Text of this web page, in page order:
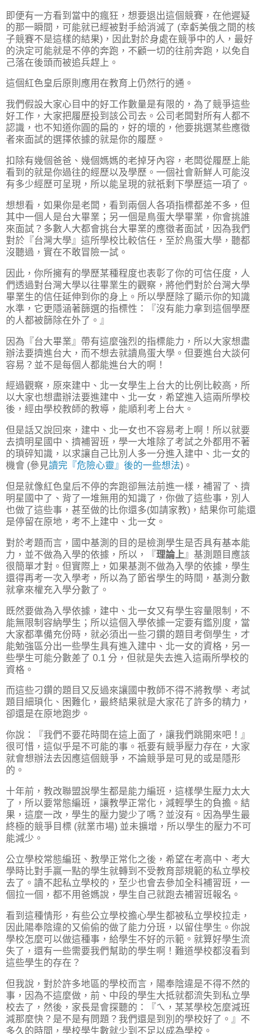
即便有一方看到當中的瘋狂，想要退出這個競賽，在他遲疑
的那一瞬間，可能就已經被對手給消滅了 (幸虧美俄之間的核
子競賽不是這樣的結果)，因此對於身處在競爭中的人，最好
的決定可能就是不停的奔跑，不顧一切的往前奔跑，以免自
己落在後頭而被追兵趕上。
這個紅色皇后原則應用在教育上仍然行的通。
我們假設大家心目中的好工作數量是有限的，為了競爭這些
好工作，大家把履歷投到該公司去。公司老闆對所有人都不
認識，也不知道你圓的扁的，好的壞的，他要挑選某些應徵
者來面試的選擇依據的就是你的履歷。
扣除有幾個爸爸、幾個媽媽的老掉牙內容，老闆從履歷上能
看到的就是你過往的經歷以及學歷。一個社會新鮮人可能沒
有多少經歷可呈現，所以能呈現的就祇剩下學歷這一項了。
想想看，如果你是老闆，看到兩個人各項指標都差不多，但
其中一個人是台大畢業；另一個是鳥蛋大學畢業，你會挑誰
來面試？多數人大都會挑台大畢業的應徵者面試，因為我們
對於『台灣大學』這所學校比較信任，至於鳥蛋大學，聽都
沒聽過，實在不敢冒險一試。
因此，你所擁有的學歷某種程度也表彰了你的可信任度，人
們透過對台灣大學以往畢業生的觀察，將他們對於台灣大學
畢業生的信任延伸到你的身上。所以學歷除了顯示你的知識
水準，它更隱涵著篩選的指標性：『沒有能力拿到這個學歷
的人都被篩除在外了。』
因為『台大畢業』帶有這麼強烈的指標能力，所以大家想盡
辦法要擠進台大，而不想去就讀鳥蛋大學。但要進台大談何
容易？並不是每個人都能進台大的啊！
經過觀察，原來建中、北一女學生上台大的比例比較高，所
以大家也想盡辦法要進建中、北一女，希望進入這兩所學校
後，經由學校教師的教導，能順利考上台大。
但是話又說回來，建中、北一女也不容易考上啊！所以就要
去擠明星國中、擠補習班，學一大堆除了考試之外都用不著
的瑣碎知識，以求讓自己比別人多一分進入建中、北一女的
機會 (參見讀完『危險心靈』後的一些想法)。
但是就像紅色皇后不停的奔跑卻無法前進一樣，補習了、擠
明星國中了、背了一堆無用的知識了，你做了這些事，別人
也做了這些事，甚至做的比你還多(如請家教)，結果你可能還
是停留在原地，考不上建中、北一女。
對於考題而言，國中基測的目的是檢測學生是否具有基本能
力，並不做為入學的依據，所以，『理論上 』基測題目應該
很簡單才對。但實際上，如果基測不做為入學的依據，學生
還得再考一次入學考，所以為了節省學生的時間，基測分數
就拿來權充入學分數了。
既然要做為入學依據，建中、北一女又有學生容量限制，不
能無限制容納學生；所以這個入學依據一定要有鑑別度，當
大家都準備充份時，就必須出一些刁鑽的題目考倒學生，才
能勉強區分出一些學生具有進入建中、北一女的資格，另一
些學生可能分數差了 0.1 分，但就是失去進入這兩所學校的
資格。
而這些刁鑽的題目又反過來讓國中教師不得不將教學、考試
題目細瑣化、困難化，最終結果就是大家花了許多的精力，
卻還是在原地跑步。
你說：『我們不要花時間在這上面了，讓我們跳開來吧！』
很可惜，這似乎是不可能的事。祇要有競爭壓力存在，大家
就會想辦法去因應這個競爭，不論競爭是可見的或是隱形
的。
十年前，教改聯盟說學生都是能力編班，這樣學生壓力太大
了，所以要常態編班，讓教學正常化，減輕學生的負擔。結
果，這麼一改，學生的壓力變少了嗎？並沒有。因為學生最
終極的競爭目標 (就業市場) 並未擴增，所以學生的壓力不可
能減少。
公立學校常態編班、教學正常化之後，希望在考高中、考大
學時比對手贏一點的學生就轉到不受教育部規範的私立學校
去了。讀不起私立學校的，至少也會去參加全科補習班，一
個拉一個，都不用爸媽說，學生自己就跑去補習班報名。
看到這種情形，有些公立學校擔心學生都被私立學校拉走，
因此陽奉陰違的又偷偷的做了能力分班，以留住學生。你說
學校怎麼可以做這種事，給學生不好的示範。就算好學生流
失了，還有一些需要我們幫助的學生啊！難道學校都沒看到
這些學生的存在？
但我說，對於許多地區的學校而言，陽奉陰違是不得不然的
事，因為不這麼做，前、中段的學生大抵就都流失到私立學
校去了，然後，家長是會探聽的：『ㄟ，某某學校怎麼減班
減那麼快？是不是有問題？我們還是到別的學校好了。』不
多久的時間，學校學生數就少到不足以成為學校。